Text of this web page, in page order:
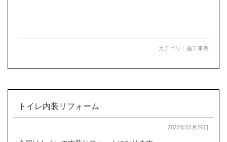
カテゴリ： 施工事例
トイレ内装リフォーム
2022年01月26日